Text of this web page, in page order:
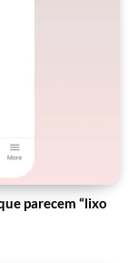
parecem “lixo